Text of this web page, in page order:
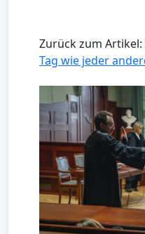
Zurück zum Artikel:
Tag wie jeder